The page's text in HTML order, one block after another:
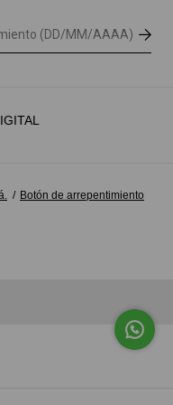
/ Botón de arrepentimiento